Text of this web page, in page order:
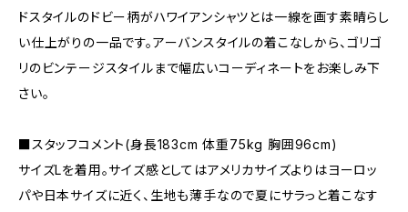
ドスタイルのドビー柄がハワイアンシャツとは一線を画す素晴らし
い仕上がりの一品です。アーバンスタイルの着こなしから、ゴリゴ
リのビンテージスタイルまで幅広いコーディネートをお楽しみ下
さい。
■スタッフコメント(身長183cm 体重75kg 胸囲96cm)
サイズLを着用。サイズ感としてはアメリカサイズよりはヨーロッ
パや日本サイズに近く、生地も薄手なので夏にサラっと着こなす